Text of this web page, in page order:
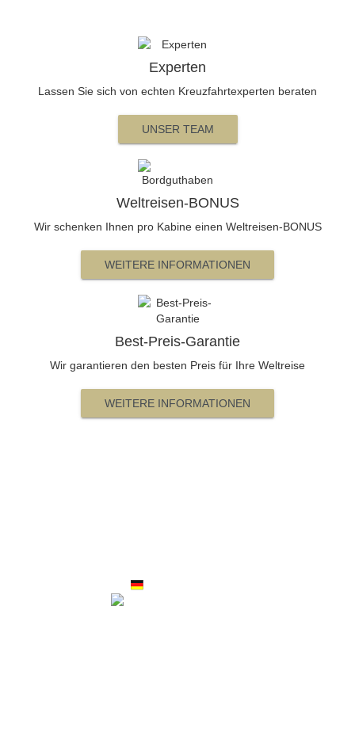
Experten
Lassen Sie sich von echten Kreuzfahrtexperten beraten
UNSER TEAM
Weltreisen-BONUS
Wir schenken Ihnen pro Kabine einen Weltreisen-BONUS
WEITERE INFORMATIONEN
Best-Preis-Garantie
Wir garantieren den besten Preis für Ihre Weltreise
WEITERE INFORMATIONEN